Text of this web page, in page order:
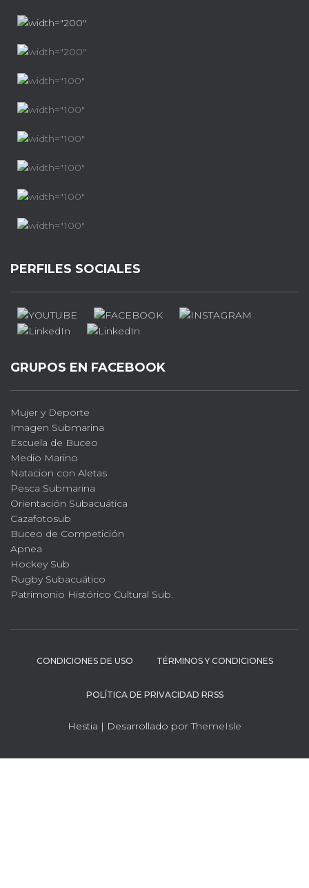
PERFILES SOCIALES
GRUPOS EN FACEBOOK
Mujer y Deporte
Imagen Submarina
Escuela de Buceo
Medio Marino
Natacion con Aletas
Pesca Submarina
Orientación Subacuática
Cazafotosub
Buceo de Competición
Apnea
Hockey Sub
Rugby Subacuático
Patrimonio Histórico Cultural Sub.
CONDICIONES DE USO TÉRMINOS Y CONDICIONES
POLÍTICA DE PRIVACIDAD RRSS
Hestia | Desarrollado porThemeIsle